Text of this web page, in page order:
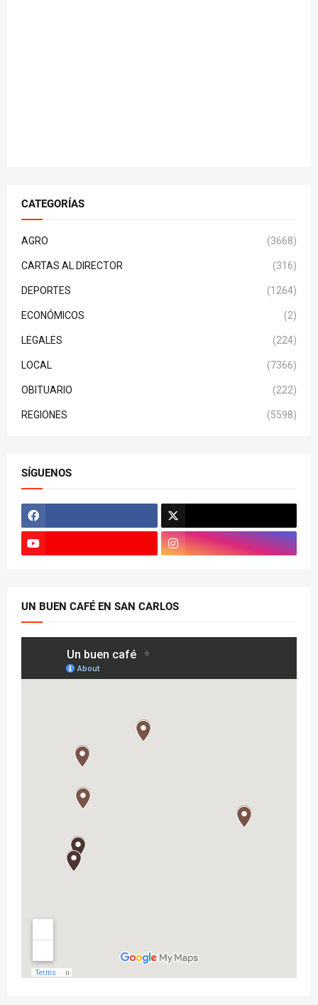
CATEGORÍAS
AGRO (3668)
CARTAS AL DIRECTOR (316)
DEPORTES (1264)
ECONÓMICOS (2)
LEGALES (224)
LOCAL (7366)
OBITUARIO (222)
REGIONES (5598)
SÍGUENOS
UN BUEN CAFÉ EN SAN CARLOS